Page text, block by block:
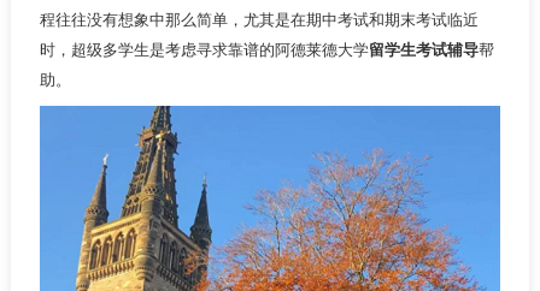
程往往没有想象中那么简单，尤其是在期中考试和期末考试临近
时，超级多学生是考虑寻求靠谱的阿德莱德大学留学生考试辅导帮
助。